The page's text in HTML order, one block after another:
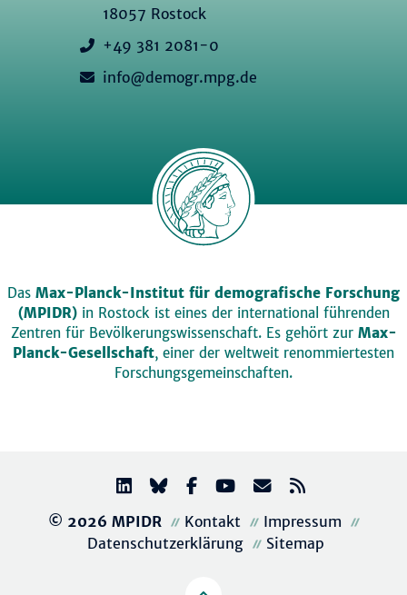
18057 Rostock
+49 381 2081-0
info@demogr.mpg.de
Das Max-Planck-Institut für demografische Forschung
(MPIDR)in Rostock ist eines der international führenden
Zentren für Bevölkerungswissenschaft. Es gehört zur Max-
Planck-Gesellschaft, einer der weltweit renommiertesten
Forschungsgemeinschaften.
© 2026 MPIDR Kontakt
Impressum
Datenschutzerklärung
Sitemap